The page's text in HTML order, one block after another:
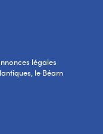
légales
le Béarn